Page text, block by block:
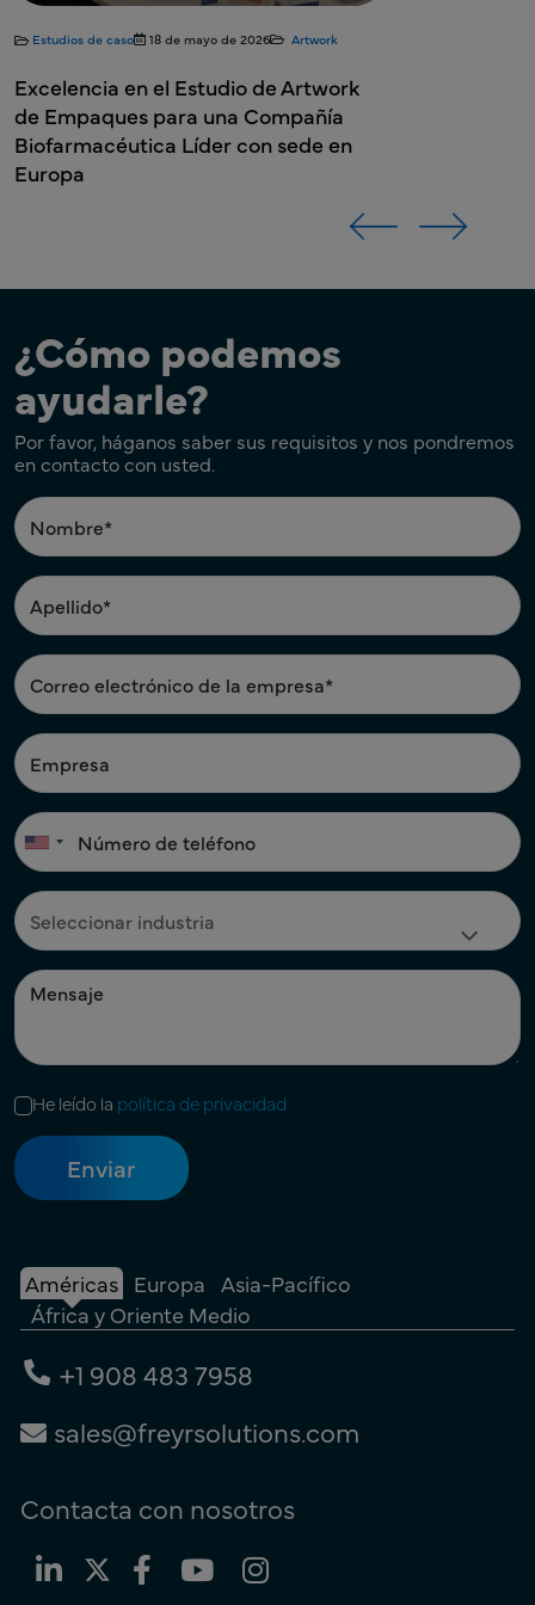
¿Cómo podemos
ayudarle?
Por favor, háganos saber sus requisitos y nos pondremos
en contacto con usted.
He leído la política de privacidad
Américas Europa Asia-Pacífico
África y Oriente Medio
+1 908 483 7958
sales@freyrsolutions.com
Contacta con nosotros